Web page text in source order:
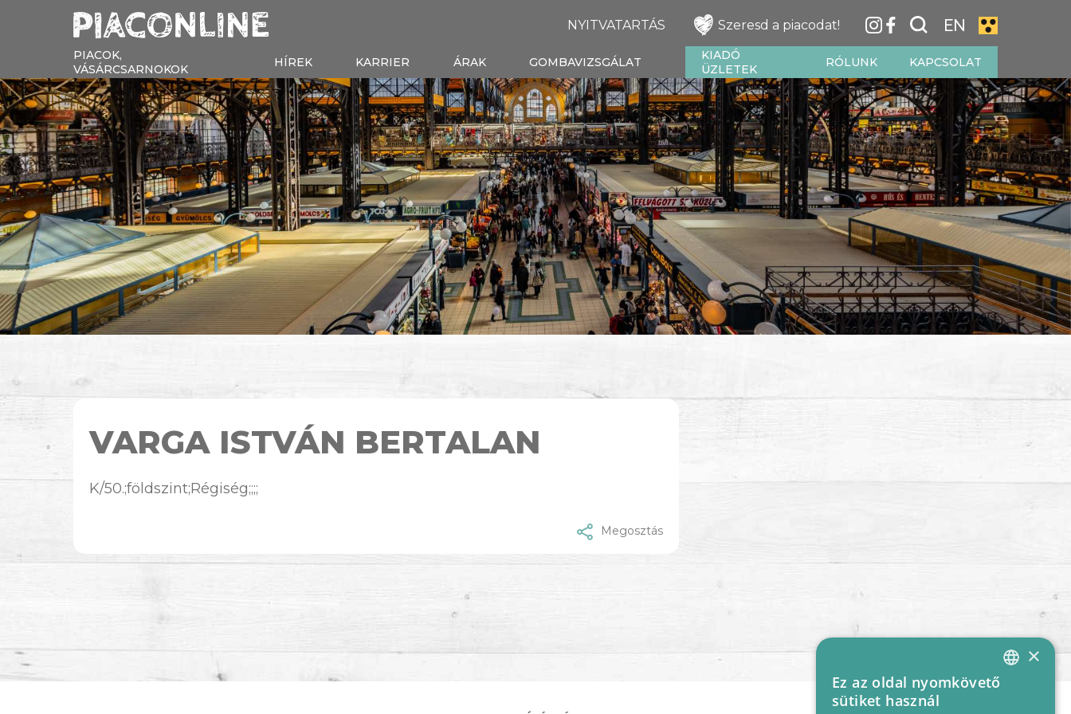
NYITVATARTÁS Szeresd a piacodat! EN
PIACOK,
VÁSÁRCSARNOKOK
HÍREK KARRIER ÁRAK GOMBAVIZSGÁLAT
KIADÓ
ÜZLETEK
RÓLUNK KAPCSOLAT
VARGA ISTVÁN BERTALAN
K/50.;földszint;Régiség;;;;
Megosztás
HUNGARIAN
×
Ez az oldal nyomkövető
sütiket használ